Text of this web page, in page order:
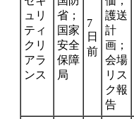
ュリ
ティ
クリ
アラ
ンス
省；
国家
安全
保障
局
7
日
前
護送
計
画；
会場
リス
ク報
告